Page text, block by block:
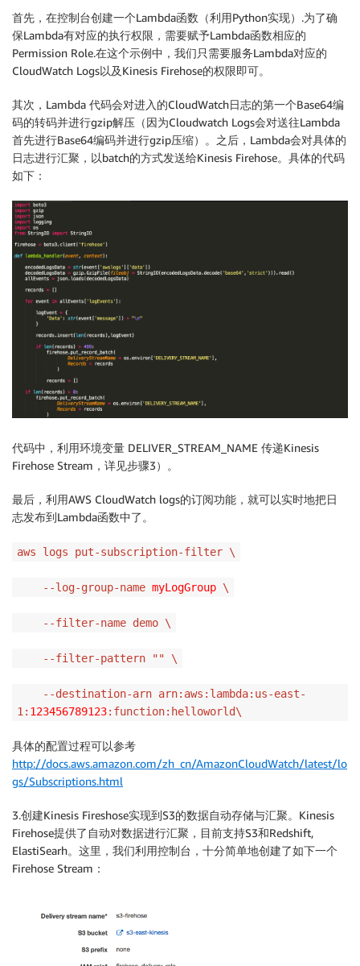
首先，在控制台创建一个Lambda函数（利用Python实现）.为了确
保Lambda有对应的执行权限，需要赋予Lambda函数相应的
Permission Role.在这个示例中，我们只需要服务Lambda对应的
CloudWatch Logs以及Kinesis Firehose的权限即可。
其次，Lambda 代码会对进入的CloudWatch日志的第一个Base64编
码的转码并进行gzip解压（因为Cloudwatch Logs会对送往Lambda
首先进行Base64编码并进行gzip压缩）。之后，Lambda会对具体的
日志进行汇聚，以batch的方式发送给Kinesis Firehose。具体的代码
如下：
代码中，利用环境变量 DELIVER_STREAM_NAME 传递Kinesis
Firehose Stream，详见步骤3）。
最后，利用AWS CloudWatch logs的订阅功能，就可以实时地把日
志发布到Lambda函数中了。
aws logs put-subscription-filter \
--log-group-name myLogGroup \
--filter-name demo \
--filter-pattern "" \
--destination-arn arn:aws:lambda:us-east-
1: 123456789123:function:helloworld\
具体的配置过程可以参考
http://docs.aws.amazon.com/zh_cn/AmazonCloudWatch/latest/lo
gs/Subscriptions.html
3.创建Kinesis Fireshose实现到S3的数据自动存储与汇聚。Kinesis
Firehose提供了自动对数据进行汇聚，目前支持S3和Redshift,
ElastiSearh。这里，我们利用控制台，十分简单地创建了如下一个
Firehose Stream：